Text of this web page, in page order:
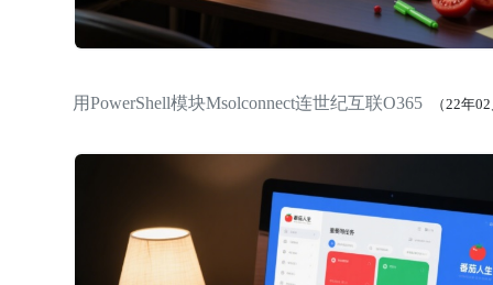
用PowerShell模块Msolconnect连世纪互联O365 （22年